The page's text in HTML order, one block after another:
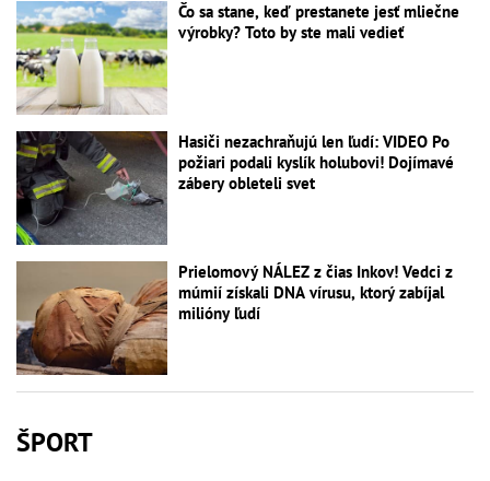
Čo sa stane, keď prestanete jesť mliečne
výrobky? Toto by ste mali vedieť
Hasiči nezachraňujú len ľudí: VIDEO Po
požiari podali kyslík holubovi! Dojímavé
zábery obleteli svet
Prielomový NÁLEZ z čias Inkov! Vedci z
múmií získali DNA vírusu, ktorý zabíjal
milióny ľudí
ŠPORT